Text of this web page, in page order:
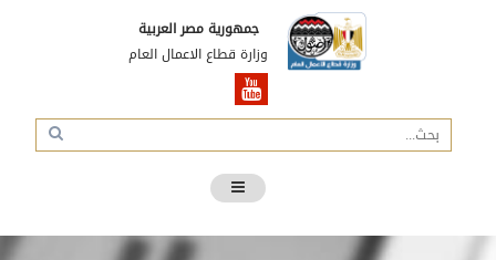
جمهورية مصر العربية
وزارة قطاع الاعمال العام